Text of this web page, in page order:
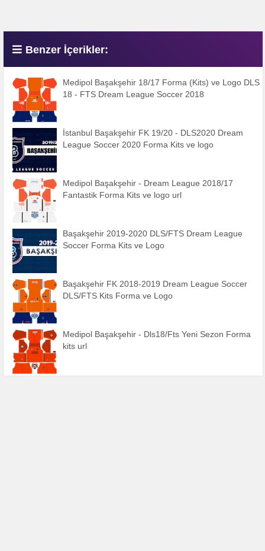
Benzer İçerikler:
Medipol Başakşehir 18/17 Forma (Kits) ve Logo DLS
18 - FTS Dream League Soccer 2018
İstanbul Başakşehir FK 19/20 - DLS2020 Dream
League Soccer 2020 Forma Kits ve logo
Medipol Başakşehir - Dream League 2018/17
Fantastik Forma Kits ve logo url
Başakşehir 2019-2020 DLS/FTS Dream League
Soccer Forma Kits ve Logo
Başakşehir FK 2018-2019 Dream League Soccer
DLS/FTS Kits Forma ve Logo
Medipol Başakşehir - Dls18/Fts Yeni Sezon Forma
kits url